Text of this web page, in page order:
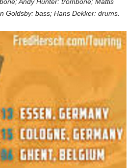
Goldsby: bass; Hans Dekker: drums.